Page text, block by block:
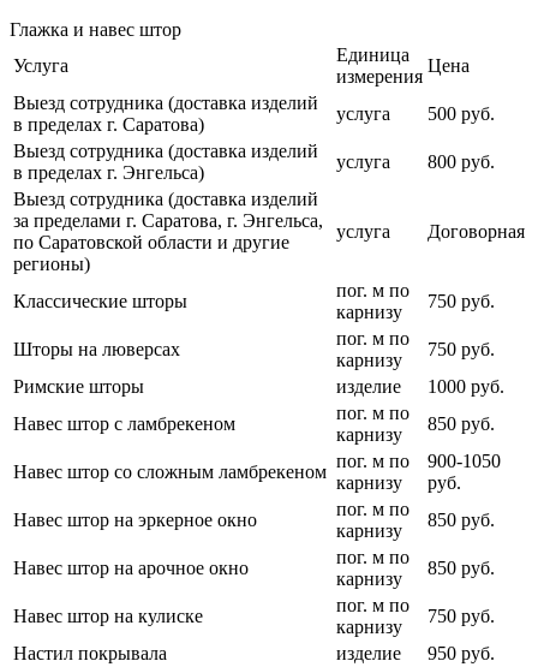
Глажка и навес штор
Услуга
Единица
измерения
Цена
Выезд сотрудника (доставка изделий
в пределах г. Саратова)
услуга
500 руб.
Выезд сотрудника (доставка изделий
в пределах г. Энгельса)
услуга
800 руб.
Выезд сотрудника (доставка изделий
за пределами г. Саратова, г. Энгельса,
по Саратовской области и другие
регионы)
услуга Договорная
Классические шторы
пог. м по
карнизу
750 руб.
Шторы на люверсах
пог. м по
карнизу
750 руб.
Римские шторы
изделие
1000 руб.
Навес штор с ламбрекеном
пог. м по
карнизу
850 руб.
Навес штор со сложным ламбрекеном
пог. м по
карнизу
900-1050
руб.
Навес штор на эркерное окно
пог. м по
карнизу
850 руб.
Навес штор на арочное окно
пог. м по
карнизу
850 руб.
Навес штор на кулиске
пог. м по
карнизу
750 руб.
Настил покрывала
изделие
950 руб.